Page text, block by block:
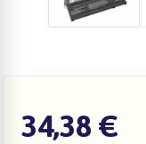
34,38 €